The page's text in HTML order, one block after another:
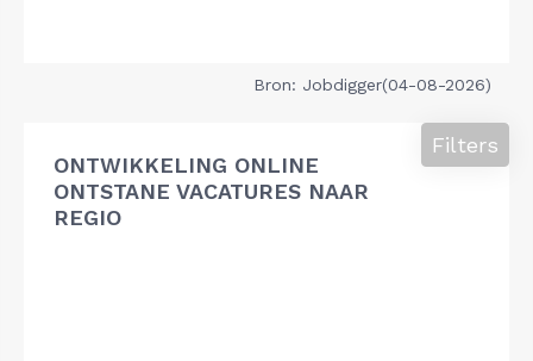
Bron: Jobdigger(04-08-2026)
ONTWIKKELING ONLINE
ONTSTANE VACATURES NAAR
REGIO
Filters